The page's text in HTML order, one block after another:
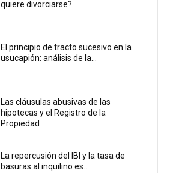
quiere divorciarse?
El principio de tracto sucesivo en la
usucapión: análisis de la...
Las cláusulas abusivas de las
hipotecas y el Registro de la
Propiedad
La repercusión del IBI y la tasa de
basuras al inquilino es...